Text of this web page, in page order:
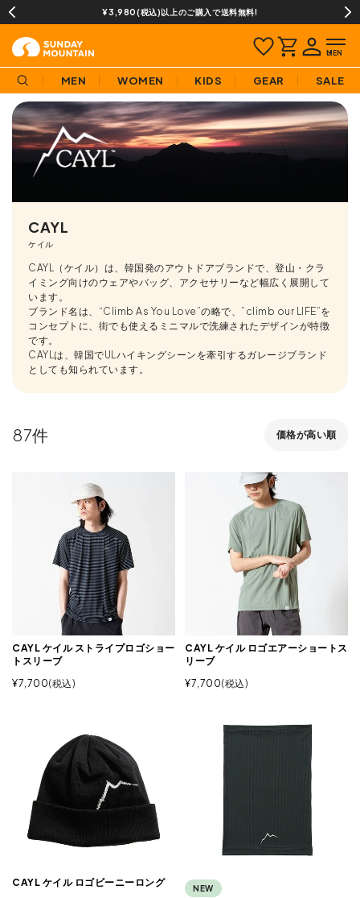
13時までのご注文で即日発送(営業日に限ります)
MEN WOMEN KIDS GEAR SALE
CAYL
ケイル
CAYL（ケイル）は、韓国発のアウトドアブランドで、登山・クラ
イミング向けのウェアやバッグ、アクセサリーなど幅広く展開して
います。
ブランド名は、“Climb As You Love”の略で、”climb our LIFE”を
コンセプトに、街でも使えるミニマルで洗練されたデザインが特徴
です。
CAYLは、韓国でULハイキングシーンを牽引するガレージブランド
としても知られています。
価格が高い順
87
CAYL ケイル ストライプロゴショー
トスリーブ
¥7,700 税込
CAYL ケイル ロゴエアーショートス
リーブ
¥7,700 税込
CAYL ケイル ロゴビーニーロング
NEW